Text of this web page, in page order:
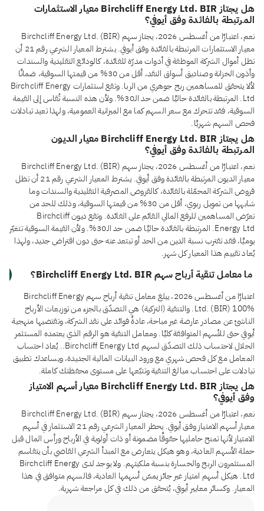
هل يجتاز Birchcliff Energy Ltd. BIR معيار الاستثمارات
المرتبطة بالفائدة وفق أيوفي؟
نعم، اعتبارًا من أغسطس 2026، يجتاز سهم Birchcliff Energy Ltd. (BIR)
معيار الاستثمارات المرتبطة بالفائدة وفق أيوفي. يشترط المعيار الشرعي رقم 21 أن
تظل أموال الشركة الموظفة في أدوات مدرّة للفائدة، كالودائع التقليدية والسندات
وأذون الخزانة وصناديق أسواق النقد، أقل من 30% من قيمتها السوقية، ضمانًا
لألا يتحقق للمساهمين ربح جوهري من الربا. وتقع استثمارات Birchcliff Energy
Ltd. المرتبطة بالفائدة حاليًا ضمن حد الـ30%. ولأن هذه النسبة تُقاس إلى القيمة
السوقية، فقد تتحرك مع سعر السهم كما مع الميزانية العمومية، ولهذا تعيد تبادلات
فحص السهم شهريًا.
هل يجتاز Birchcliff Energy Ltd. BIR معيار الديون
المرتبطة بالفائدة وفق أيوفي؟
نعم، اعتبارًا من أغسطس 2026، يجتاز سهم Birchcliff Energy Ltd. (BIR)
معيار الديون المرتبطة بالفائدة وفق أيوفي. يشترط المعيار الشرعي رقم 21 أن تظل
قروض الشركة المحمّلة بالفائدة، كالقروض المصرفية التقليدية والسندات وما
شابهها من تمويل ربوي، أقل من 30% من قيمتها السوقية، وذلك للحد من
تعرّض المساهمين للرفع المالي القائم على الفائدة. وتقع ديون Birchcliff
Energy Ltd. المرتبطة بالفائدة حاليًا ضمن حد الـ30%. ولأن القيمة السوقية تتغيّر
يوميًا، فقد تقترب نسبة الدين من الحد أو تبتعد عنه حتى دون اقتراض جديد، ولهذا
يُعاد تقييم هذا المعيار كل شهر.
ما معامل تنقية أرباح سهم Birchcliff Energy Ltd. BIR؟
اعتبارًا من أغسطس 2026، يبلغ معامل تنقية أرباح سهم Birchcliff Energy
Ltd. (BIR) 100%. والتنقية (التزكية) هي التصدّق بالجزء من توزيعات الأرباح
الناشئ عن مصادر عارضة غير مباحة، عادةً فوائد على نقد الشركة، وتقتضيها منهجية
أيوفي حتى للأسهم المتوافقة كليًا. ومعامل التنقية هو الرقم الذي يعتمده المستثمر
الحلال لاحتساب ذلك التصدّق لسهم Birchcliff Energy Ltd.. يُعاد احتساب
المعامل مع كل فحص شهري مع ورود البيانات المالية الجديدة، ويساعدك تطبيق
تبادلات على احتساب مبالغ التنقية وتتبّعها على مستوى محفظتك كاملة.
هل يجتاز Birchcliff Energy Ltd. BIR معيار أسهم الامتياز
وفق أيوفي؟
نعم، اعتبارًا من أغسطس 2026، يجتاز سهم Birchcliff Energy Ltd. (BIR)
معيار أسهم الامتياز وفق أيوفي. يحظر المعيار الشرعي رقم 21 الاستثمار في أسهم
الامتياز لأنها تمنح حامليها حقوقًا مضمونة أو ذات أولوية في الأرباح ورأس المال قبل
حملة الأسهم العادية، وهو هيكل يتعارض مع المبدأ الشرعي القاضي بأن يتقاسم
المستثمرون الربح والخسارة بنسبة ملكيتهم. ولا يوجد لدى Birchcliff Energy
Ltd. هيكل أسهم امتياز غير جائز يمسّ أسهمها العادية، فالسهم متوافق في هذا
المعيار. وكسائر معايير أيوفي، يُتحقق من ذلك في كل مراجعة شهرية.